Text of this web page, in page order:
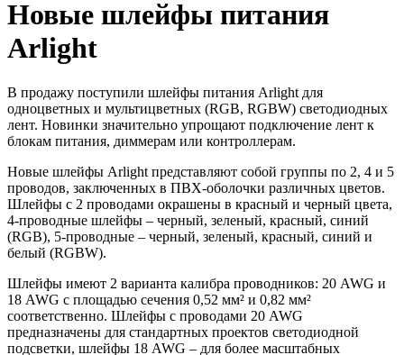
Новые шлейфы питания
Arlight
В продажу поступили шлейфы питания Arlight для
одноцветных и мультицветных (RGB, RGBW) светодиодных
лент. Новинки значительно упрощают подключение лент к
блокам питания, диммерам или контроллерам.
Новые шлейфы Arlight представляют собой группы по 2, 4 и 5
проводов, заключенных в ПВХ-оболочки различных цветов.
Шлейфы с 2 проводами окрашены в красный и черный цвета,
4-проводные шлейфы – черный, зеленый, красный, синий
(RGB), 5-проводные – черный, зеленый, красный, синий и
белый (RGBW).
Шлейфы имеют 2 варианта калибра проводников: 20 AWG и
18 AWG с площадью сечения 0,52 мм² и 0,82 мм²
соответственно. Шлейфы с проводами 20 AWG
предназначены для стандартных проектов светодиодной
подсветки, шлейфы 18 AWG – для более масштабных